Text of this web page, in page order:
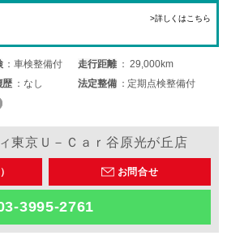
>詳しくはこちら
車検整備付 走行距離
29,000km
歴 なし 法定整備
定期点検整備付
東京Ｕ－Ｃａｒ谷原光が丘店
お問合せ
3995-2761